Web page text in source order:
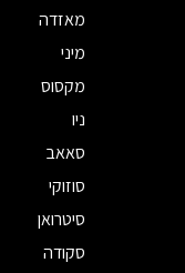
מאזדה
מיני
מקסוס
ניו
סאאב
סוזוקי
סיטרואן
סקודה